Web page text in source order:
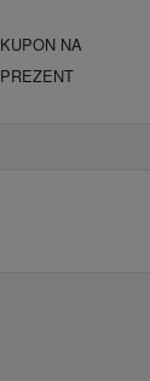
KUPON NA
PREZENT